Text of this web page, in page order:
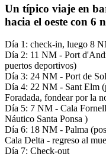
Un típico viaje en
hacia el oeste con 6
Día 1: check-in, luego 8
Día 2: 11 NM - Port
puertos deportivos)
Día 3: 24 NM - Port de
Día 4: 22 NM - Sant Elm
Foradada, fondear por la
Día 5: 7 NM - Cala
Náutico Santa Ponsa )
Día 6: 18 NM - Palma
Cala Delta - regreso al
Día 7: Check-out